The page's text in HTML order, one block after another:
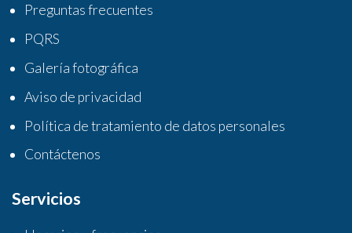
Preguntas frecuentes
PQRS
Galería fotográfica
Aviso de privacidad
Política de tratamiento de datos personales
Contáctenos
Servicios